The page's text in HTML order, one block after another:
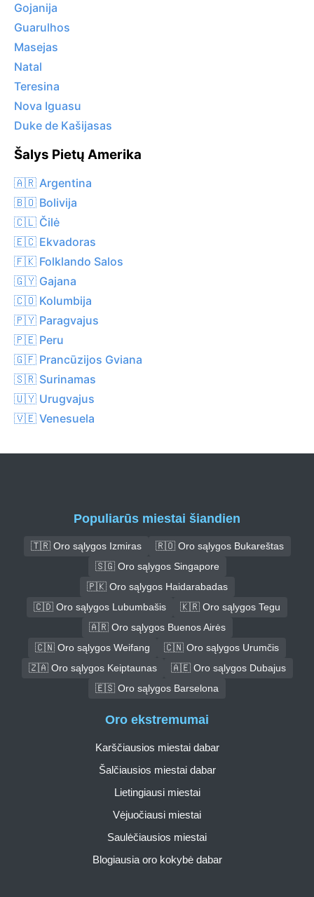
Gojanija
Guarulhos
Masejas
Natal
Teresina
Nova Iguasu
Duke de Kašijasas
Šalys Pietų Amerika
🇦🇷 Argentina
🇧🇴 Bolivija
🇨🇱 Čilė
🇪🇨 Ekvadoras
🇫🇰 Folklando Salos
🇬🇾 Gajana
🇨🇴 Kolumbija
🇵🇾 Paragvajus
🇵🇪 Peru
🇬🇫 Prancūzijos Gviana
🇸🇷 Surinamas
🇺🇾 Urugvajus
🇻🇪 Venesuela
Populiarūs miestai šiandien
🇹🇷 Oro sąlygos Izmiras
🇷🇴 Oro sąlygos Bukareštas
🇸🇬 Oro sąlygos Singapore
🇵🇰 Oro sąlygos Haidarabadas
🇨🇩 Oro sąlygos Lubumbašis
🇰🇷 Oro sąlygos Tegu
🇦🇷 Oro sąlygos Buenos Airės
🇨🇳 Oro sąlygos Weifang
🇨🇳 Oro sąlygos Urumčis
🇿🇦 Oro sąlygos Keiptaunas
🇦🇪 Oro sąlygos Dubajus
🇪🇸 Oro sąlygos Barselona
Oro ekstremumai
Karščiausios miestai dabar
Šalčiausios miestai dabar
Lietingiausi miestai
Vėjuočiausi miestai
Saulėčiausios miestai
Blogiausia oro kokybė dabar